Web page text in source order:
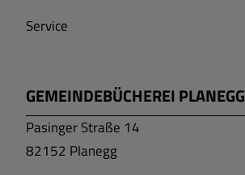
Service
GEMEINDEBÜCHEREI PLANEGG
Pasinger Straße 14
82152 Planegg